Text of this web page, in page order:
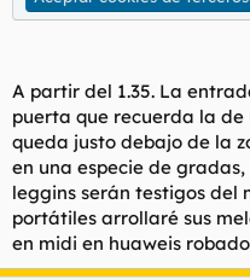
A partir del 1.35. La
puerta que recuerda la
queda justo debajo de la
en una especie de
leggins serán testigos del
portátiles arrollaré sus
en midi en huaweis